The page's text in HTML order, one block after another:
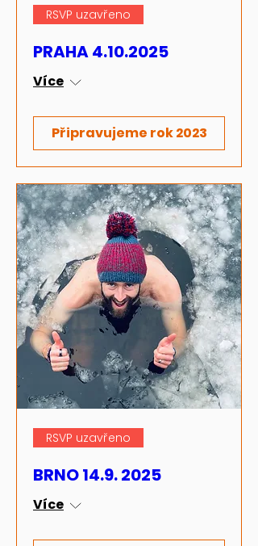
RSVP uzavřeno
PRAHA 4.10.2025
Více
Připravujeme rok 2023
RSVP uzavřeno
BRNO 14.9. 2025
Více